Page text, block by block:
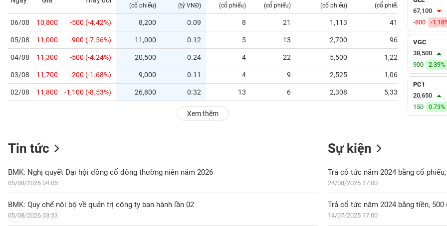
(cổ phiếu) (tỷ VNĐ) (cổ phiếu) (cổ phiếu) (cổ phiếu) (cổ phiếu)
06/08 10,800 -500 (-4.42%) 8,200 0.09 8 21 1,113 419 0.00
05/08 11,000 -900 (-7.56%) 11,000 0.12 5 13 2,700 962
04/08 11,300 -500 (-4.24%) 20,500 0.24 4 22 5,500 1,223 0.00
03/08 11,700 -200 (-1.68%) 9,000 0.11 4 9 2,525 1,067 0.00
02/08 11,800 -1,100 (-8.53%) 26,800 0.32 13 6 2,308 5,333
Xem thêm
67,100
-800
-
VGC
38,500
900
2.39%
PC1
20,650
150
0.73%
Tin tức
BMK: Nghị quyết Đại hội đồng cổ đông thường niên năm 2026
05/08/2026 04:05
BMK: Quy chế nội bộ về quản trị công ty ban hành lần 02
05/08/2026 03:53
Sự kiện
Trả cổ tức năm 2024 bằng cổ
24/08/2025 17:00
Trả cổ tức năm 2024 bằng tiền, 500
14/07/2025 17:00
CÁ
NHÂN
PHÂN
TÍCH
VIETSTOCKFINANCE
DOANH
NGHIỆP